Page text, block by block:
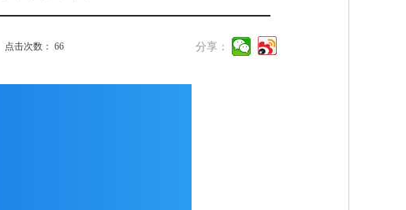
点击次数： 66 分享：